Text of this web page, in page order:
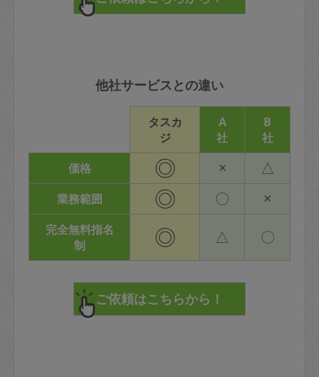
他社サービスとの違い
タスカ
ジ
A
社
B
社
価格
◎ × △
業務範囲 ◎ 〇 ×
完全無料指名
制
◎ △ 〇